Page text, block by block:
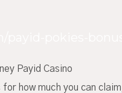
Payid Casino
how much you can